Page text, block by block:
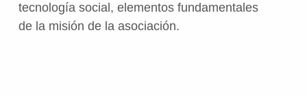
tecnología social, elementos fundamentales
de la misión de la asociación.